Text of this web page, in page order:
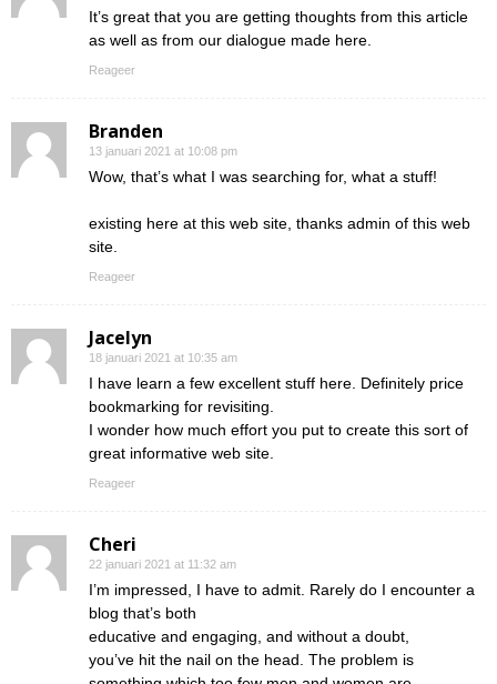
It’s great that you are getting thoughts from this article
as well as from our dialogue made here.
Reageer
Branden
13 januari 2021 at 10:08 pm
Wow, that’s what I was searching for, what a stuff!
existing here at this web site, thanks admin of this web
site.
Reageer
Jacelyn
18 januari 2021 at 10:35 am
I have learn a few excellent stuff here. Definitely price
bookmarking for revisiting.
I wonder how much effort you put to create this sort of
great informative web site.
Reageer
Cheri
22 januari 2021 at 11:32 am
I’m impressed, I have to admit. Rarely do I encounter a
blog that’s both
educative and engaging, and without a doubt,
you’ve hit the nail on the head. The problem is